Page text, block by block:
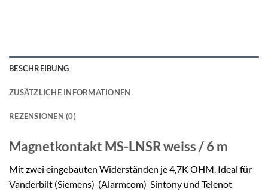
BESCHREIBUNG
ZUSÄTZLICHE INFORMATIONEN
REZENSIONEN (0)
Magnetkontakt MS-LNSR weiss / 6 m
Mit zwei eingebauten Widerständen je 4,7K OHM. Ideal für
Vanderbilt (Siemens) (Alarmcom) Sintony und Telenot